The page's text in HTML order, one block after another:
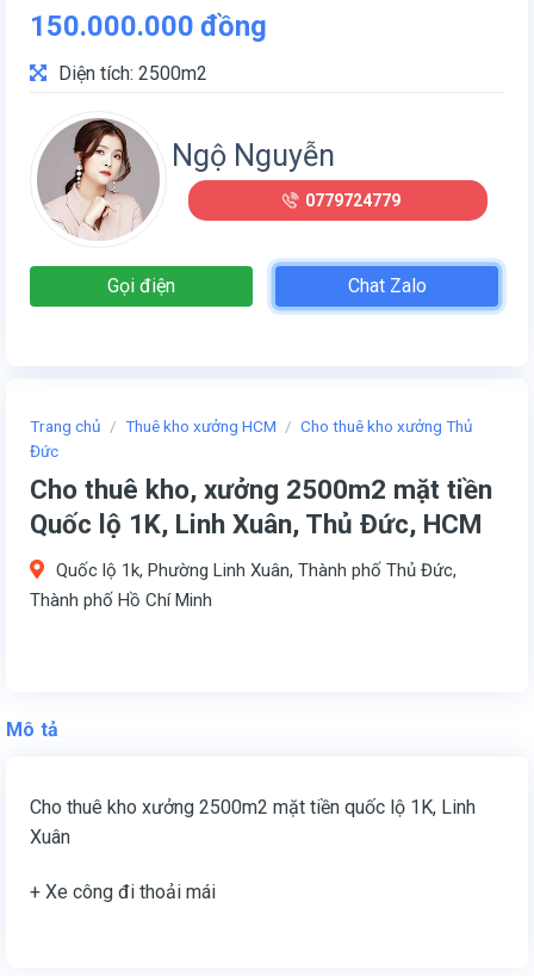
Trang chủ / Thuê kho xưởng HCM / Cho thuê kho xưởng Thủ
Đức
Cho thuê kho, xưởng 2500m2 mặt tiền
Quốc lộ 1K, Linh Xuân, Thủ Đức, HCM
Quốc lộ 1k, Phường Linh Xuân, Thành phố Thủ Đức,
Thành phố Hồ Chí Minh
150.000.000 đồng
Diện tích: 2500m2
Ngộ Nguyễn
0779724779
Gọi điện Chat Zalo
Mô tả
Cho thuê kho xưởng 2500m2 mặt tiền quốc lộ 1K, Linh
Xuân
+ Xe công đi thoải mái